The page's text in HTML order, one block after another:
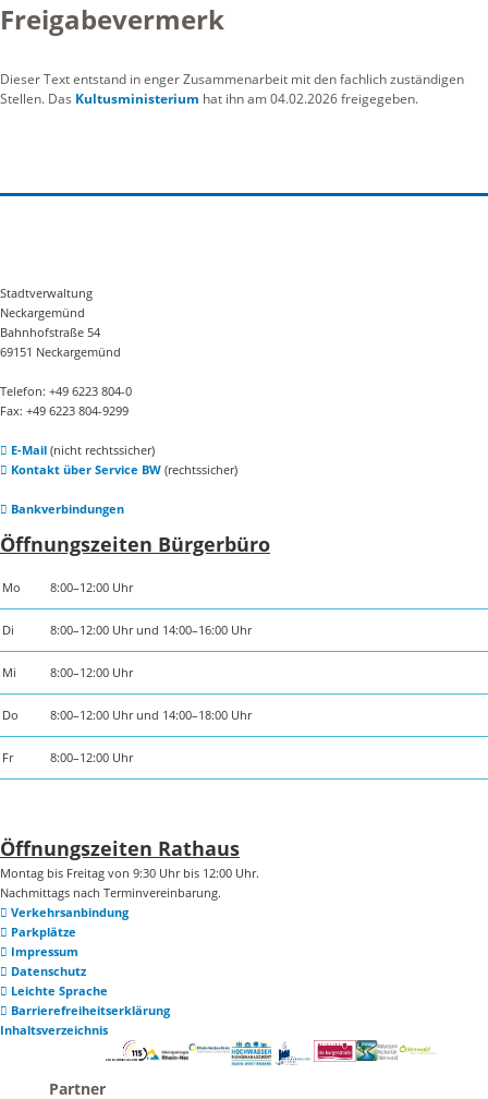
Freigabevermerk
Dieser Text entstand in enger Zusammenarbeit mit den fachlich zuständigen
Stellen. Das Kultusministerium hat ihn am 04.02.2026 freigegeben.
Stadtverwaltung
Neckargemünd
Bahnhofstraße 54
69151 Neckargemünd
Telefon: +49 6223 804-0
Fax: +49 6223 804-9299
E-Mail(nicht rechtssicher)
Kontakt über Service BW(rechtssicher)
Bankverbindungen
Öffnungszeiten Bürgerbüro
Mo 8:00–12:00 Uhr
Di 8:00–12:00 Uhr und 14:00–16:00 Uhr
Mi 8:00–12:00 Uhr
Do 8:00–12:00 Uhr und 14:00–18:00 Uhr
Fr 8:00–12:00 Uhr
Öffnungszeiten Rathaus
Montag bis Freitag von 9:30 Uhr bis 12:00 Uhr.
Nachmittags nach Terminvereinbarung.
Verkehrsanbindung
Parkplätze
Impressum
Datenschutz
Leichte Sprache
Barrierefreiheitserklärung
Inhaltsverzeichnis